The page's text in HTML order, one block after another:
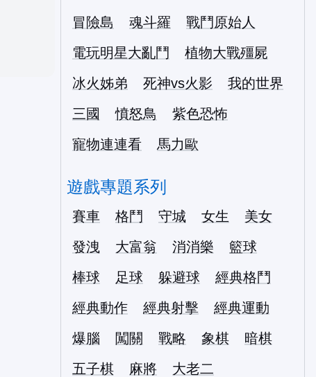
冒險島
魂斗羅
戰鬥原始人
電玩明星大亂鬥
植物大戰殭屍
冰火姊弟
死神vs火影
我的世界
三國
憤怒鳥
紫色恐怖
寵物連連看
馬力歐
遊戲專題系列
賽車 格鬥 守城 女生
美女
發洩
大富翁 消消樂
籃球
棒球
足球 躲避球
經典格鬥
經典動作
經典射擊
經典運動
爆腦
闖關 戰略 象棋
暗棋
五子棋
麻將
大老二